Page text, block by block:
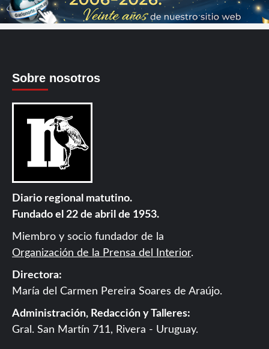
Sobre nosotros
Diario regional matutino.
Fundado el 22 de abril de 1953.
Miembro y socio fundador de la
Organización de la Prensa del Interior.
Directora:
María del Carmen Pereira Soares de Araújo.
Administración, Redacción y Talleres:
Gral. San Martín 711, Rivera - Uruguay.